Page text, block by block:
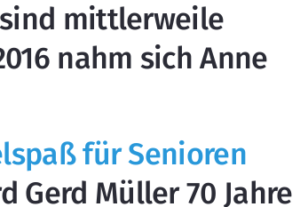
mittlerweile
nahm sich Anne
für Senioren
Gerd Müller 70 Jahre